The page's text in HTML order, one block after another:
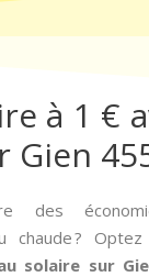
à 1 €
Gien
des
chaude ?
solaire sur